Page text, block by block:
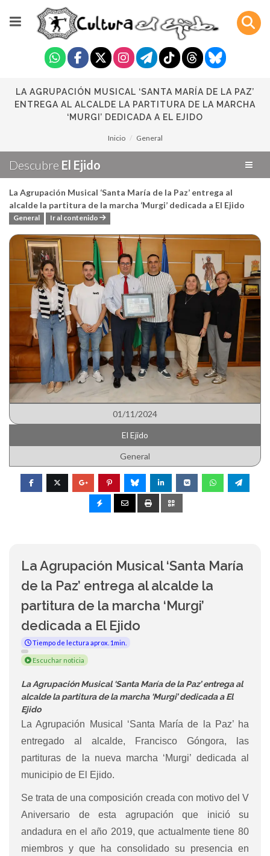
LA AGRUPACIÓN MUSICAL ‘SANTA MARÍA DE LA PAZ’
ENTREGA AL ALCALDE LA PARTITURA DE LA MARCHA
‘MURGI’ DEDICADA A EL EJIDO
Inicio General
Descubre El Ejido
La Agrupación Musical ‘Santa María de la Paz’ entrega al
alcalde la partitura de la marcha ‘Murgi’ dedicada a El Ejido
General Ir al contenido
01/11/2024
El Ejido
General
La Agrupación Musical ‘Santa María
de la Paz’ entrega al alcalde la
partitura de la marcha ‘Murgi’
dedicada a El Ejido
Tiempo de lectura aprox. 1min.
Escuchar noticia
La Agrupación Musical ‘Santa María de la Paz’ entrega al
alcalde la partitura de la marcha ‘Murgi’ dedicada a El
Ejido
La Agrupación Musical ‘Santa María de la Paz’ ha
entregado al alcalde, Francisco Góngora, las
partituras de la nueva marcha ‘Murgi’ dedicada al
municipio de El Ejido.
Se trata de una composición creada con motivo del V
Aniversario de esta agrupación que inició su
andadura en el año 2019, que actualmente tiene 80
miembros y que ha consolidado su presencia en